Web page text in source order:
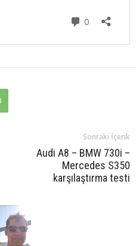
Sonraki İçerik
Audi A8 – BMW 730i –
Mercedes S350
karşılaştırma testi